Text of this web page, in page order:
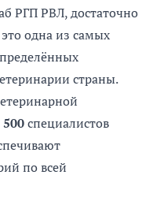
РГП РВЛ, достаточно
одна из самых
страны.
специалистов
по всей